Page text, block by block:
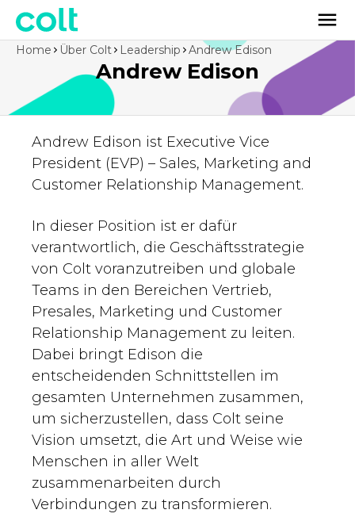
Andrew Edison
Home Über Colt Leadership Andrew Edison
Andrew Edison ist Executive Vice
President (EVP) – Sales, Marketing and
Customer Relationship Management.
In dieser Position ist er dafür
verantwortlich, die Geschäftsstrategie
von Colt voranzutreiben und globale
Teams in den Bereichen Vertrieb,
Presales, Marketing und Customer
Relationship Management zu leiten.
Dabei bringt Edison die
entscheidenden Schnittstellen im
gesamten Unternehmen zusammen,
um sicherzustellen, dass Colt seine
Vision umsetzt, die Art und Weise wie
Menschen in aller Welt
zusammenarbeiten durch
Verbindungen zu transformieren.